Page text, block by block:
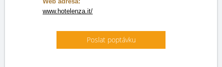
www.hotelenza.it/
Poslat poptávku